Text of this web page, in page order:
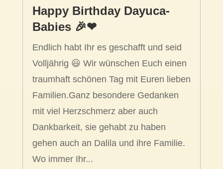
Happy Birthday Dayuca-
Babies 🎉❤
Endlich habt Ihr es geschafft und seid
Volljährig 😃 Wir wünschen Euch einen
traumhaft schönen Tag mit Euren lieben
Familien.Ganz besondere Gedanken
mit viel Herzschmerz aber auch
Dankbarkeit, sie gehabt zu haben
gehen auch an Dalila und ihre Familie.
Wo immer Ihr...